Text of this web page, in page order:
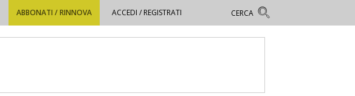
ABBONATI / RINNOVA ACCEDI / REGISTRATI